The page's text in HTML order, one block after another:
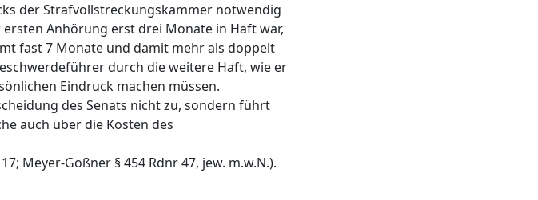
der Strafvollstreckungskammer notwendig
Anhörung erst drei Monate in Haft war,
fast 7 Monate und damit mehr als doppelt
durch die weitere Haft, wie er
Eindruck machen müssen.
des Senats nicht zu, sondern führt
auch über die Kosten des
17; Meyer-Goßner § 454 Rdnr 47, jew. m.w.N.).